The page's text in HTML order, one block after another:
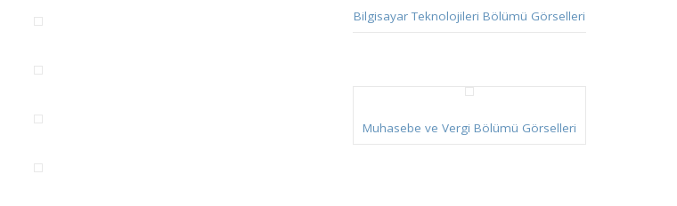
Bilgisayar Teknolojileri Bölümü Görselleri
Muhasebe ve Vergi Bölümü Görselleri